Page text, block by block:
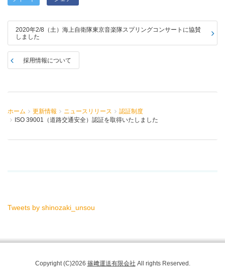
2020年2/8（土）海上自衛隊東京音楽隊スプリングコンサートに協賛
しました
採用情報について
ホーム 更新情報 ニュースリリース
認証制度
ISO 39001（道路交通安全）認証を取得いたしました
Tweets by shinozaki_unsou
Copyright (C)2026 篠﨑運送有限会社 All rights Reserved.